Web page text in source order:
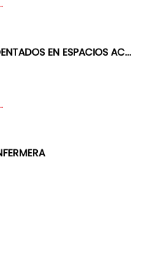
EN ESPACIOS AC...